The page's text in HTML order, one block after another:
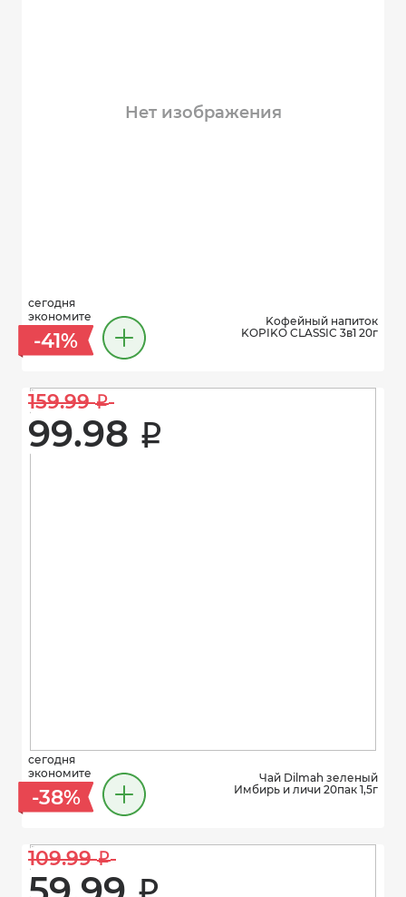
Нет изображения
сегодня
экономите
-41%
Kофейный напиток
KOPIKO CLASSIC 3в1 20г
159.99 i
99.98 i
сегодня
экономите
-38%
Чай Dilmah зеленый
Имбирь и личи 20пак 1,5г
109.99 i